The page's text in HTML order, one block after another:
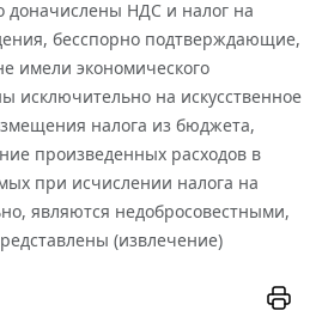
доначислены НДС и налог на
бесспорно подтверждающие,
имели экономического
исключительно на искусственное
налога из бюджета,
произведенных расходов в
при исчислении налога на
являются недобросовестными,
(извлечение)